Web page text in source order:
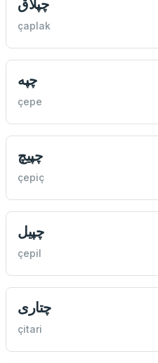
چپلاق
çaplak
چپه
çepe
چپيچ
çepiç
چپيل
çepil
چتاری
çitari